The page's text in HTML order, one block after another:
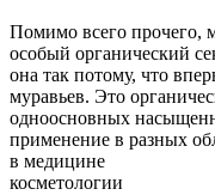
Помимо всего прочего,
особый органический
она так потому, что
муравьев. Это
одноосновных
применение в разных
в медицине
косметологии